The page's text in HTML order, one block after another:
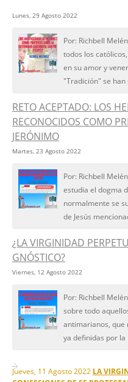
Lunes, 29 Agosto 2022
Por: Richbell
todos los
en su amor y
"Tradición" se han
RETO ACEPTADO: LOS
RECONOCIDOS COMO
JERÓNIMO
Martes, 23 Agosto 2022
Por: Richbell
estudia el dogma
normalmente se
de Jesús
¿LA VIRGINIDAD
GNÓSTICO?
Viernes, 12 Agosto 2022
Por: Richbell
sobre todo
antimarianos, que
ya definidas por la
Jueves, 11 Agosto 2022 LA